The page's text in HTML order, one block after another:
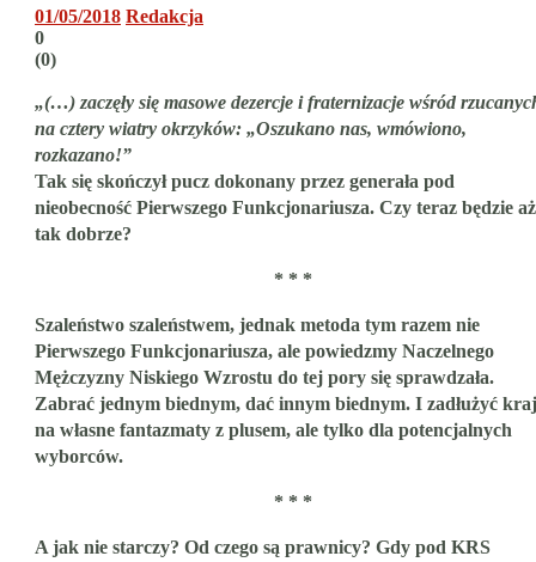
01/05/2018 Redakcja
0
(0)
„(…) zaczęły się masowe dezercje i fraternizacje wśród
na cztery wiatry okrzyków: „Oszukano nas, wmówiono,
rozkazano!”
Tak się skończył pucz dokonany przez generała pod
nieobecność Pierwszego Funkcjonariusza. Czy teraz będzie aż
tak dobrze?
* * *
Szaleństwo szaleństwem, jednak metoda tym razem nie
Pierwszego Funkcjonariusza, ale powiedzmy Naczelnego
Mężczyzny Niskiego Wzrostu do tej pory się sprawdzała.
Zabrać jednym biednym, dać innym biednym. I zadłużyć kraj
na własne fantazmaty z plusem, ale tylko dla potencjalnych
wyborców.
* * *
A jak nie starczy? Od czego są prawnicy? Gdy pod KRS